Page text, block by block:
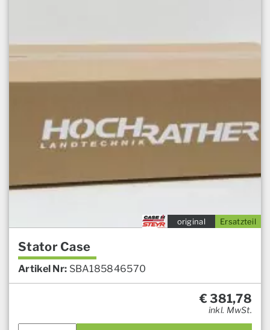
Ersatzteil
original
Stator Case
Artikel Nr: SBA185846570
€381,78
inkl. MwSt.